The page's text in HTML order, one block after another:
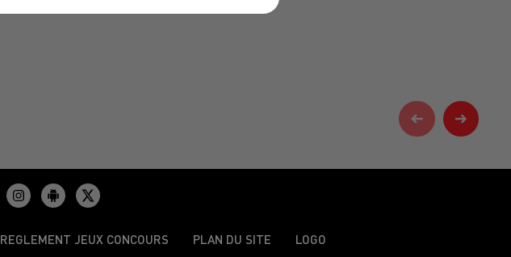
REGLEMENT JEUX CONCOURS PLAN DU SITE LOGO